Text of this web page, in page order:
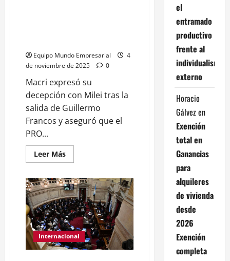
Equipo Mundo Empresarial
4
de noviembre de 2025
0
Macri expresó su
decepción con Milei tras la
salida de Guillermo
Francos y aseguró que el
PRO...
Leer MásLeer
más
Mauricio
Macri
volvió
a
marcar
diferencias
con
Javier
Milei:
“No
Internacional
el
entramado
productivo
frente al
individualismo
externo
Horacio
Gálvezen
Exención
total en
Ganancias
para
alquileres
de vivienda
desde
2026
Exención
completa